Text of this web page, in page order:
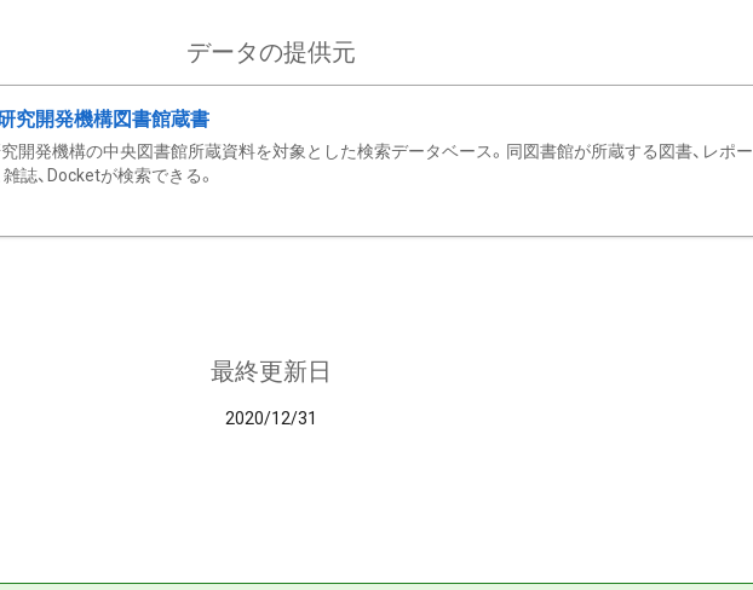
データの提供元
究開発機構図書館蔵書
開発機構の中央図書館所蔵資料を対象とした検索データベース。同図書館が所蔵する図書、レポー
雑誌、Docketが検索できる。
最終更新日
2020/12/31